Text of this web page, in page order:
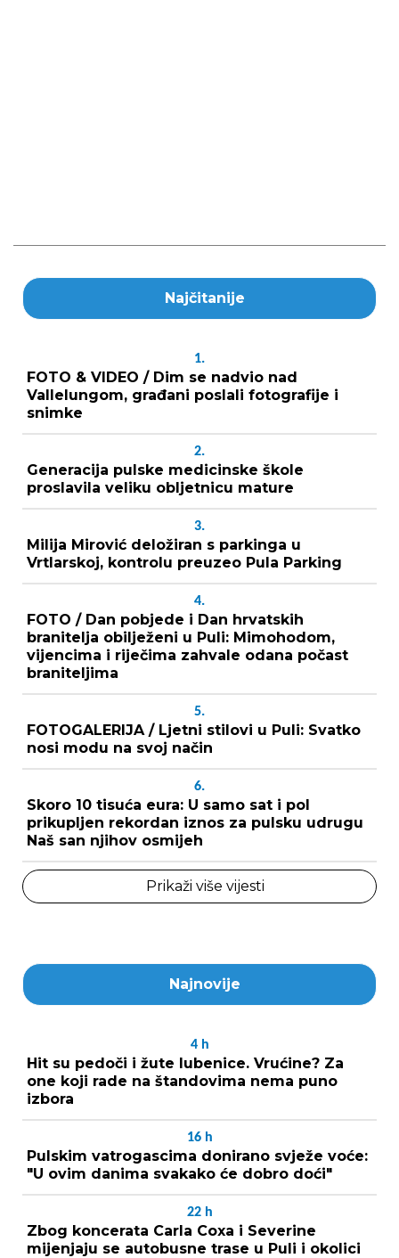
Najčitanije
1.
FOTO & VIDEO / Dim se nadvio nad
Vallelungom, građani poslali fotografije i
snimke
2.
Generacija pulske medicinske škole
proslavila veliku obljetnicu mature
3.
Milija Mirović deložiran s parkinga u
Vrtlarskoj, kontrolu preuzeo Pula Parking
4.
FOTO / Dan pobjede i Dan hrvatskih
branitelja obilježeni u Puli: Mimohodom,
vijencima i riječima zahvale odana počast
braniteljima
5.
FOTOGALERIJA / Ljetni stilovi u Puli: Svatko
nosi modu na svoj način
6.
Skoro 10 tisuća eura: U samo sat i pol
prikupljen rekordan iznos za pulsku udrugu
Naš san njihov osmijeh
Prikaži više vijesti
Najnovije
4 h
Hit su pedoči i žute lubenice. Vrućine? Za
one koji rade na štandovima nema puno
izbora
16 h
Pulskim vatrogascima donirano svježe voće:
"U ovim danima svakako će dobro doći"
22 h
Zbog koncerata Carla Coxa i Severine
mijenjaju se autobusne trase u Puli i okolici